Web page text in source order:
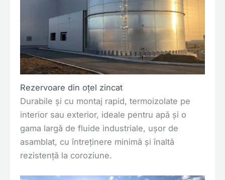
Rezervoare din oțel zincat
Durabile și cu montaj rapid, termoizolate pe
interior sau exterior, ideale pentru apă și o
gama largă de fluide industriale, ușor de
asamblat, cu întreținere minimă și înaltă
rezistență la coroziune.